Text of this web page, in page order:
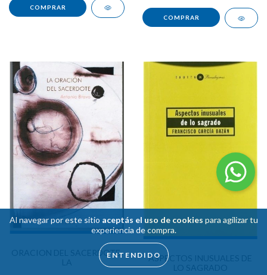
Al navegar por este sitio aceptás el uso de cookies para agilizar tu
experiencia de compra.
ENTENDIDO
ORACION DEL SACERDOTE,
ASPECTOS INUSUALES DE